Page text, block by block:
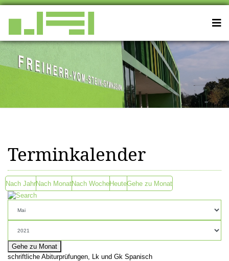
Terminkalender
Nach JahrNach MonatNach WocheHeuteGehe zu Monat
Gehe zu Monat
schriftliche Abiturprüfungen, Lk und Gk Spanisch